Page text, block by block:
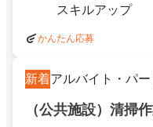
スキルアップ
かんたん応募
新着アルバイト・パー
（公共施設）清掃